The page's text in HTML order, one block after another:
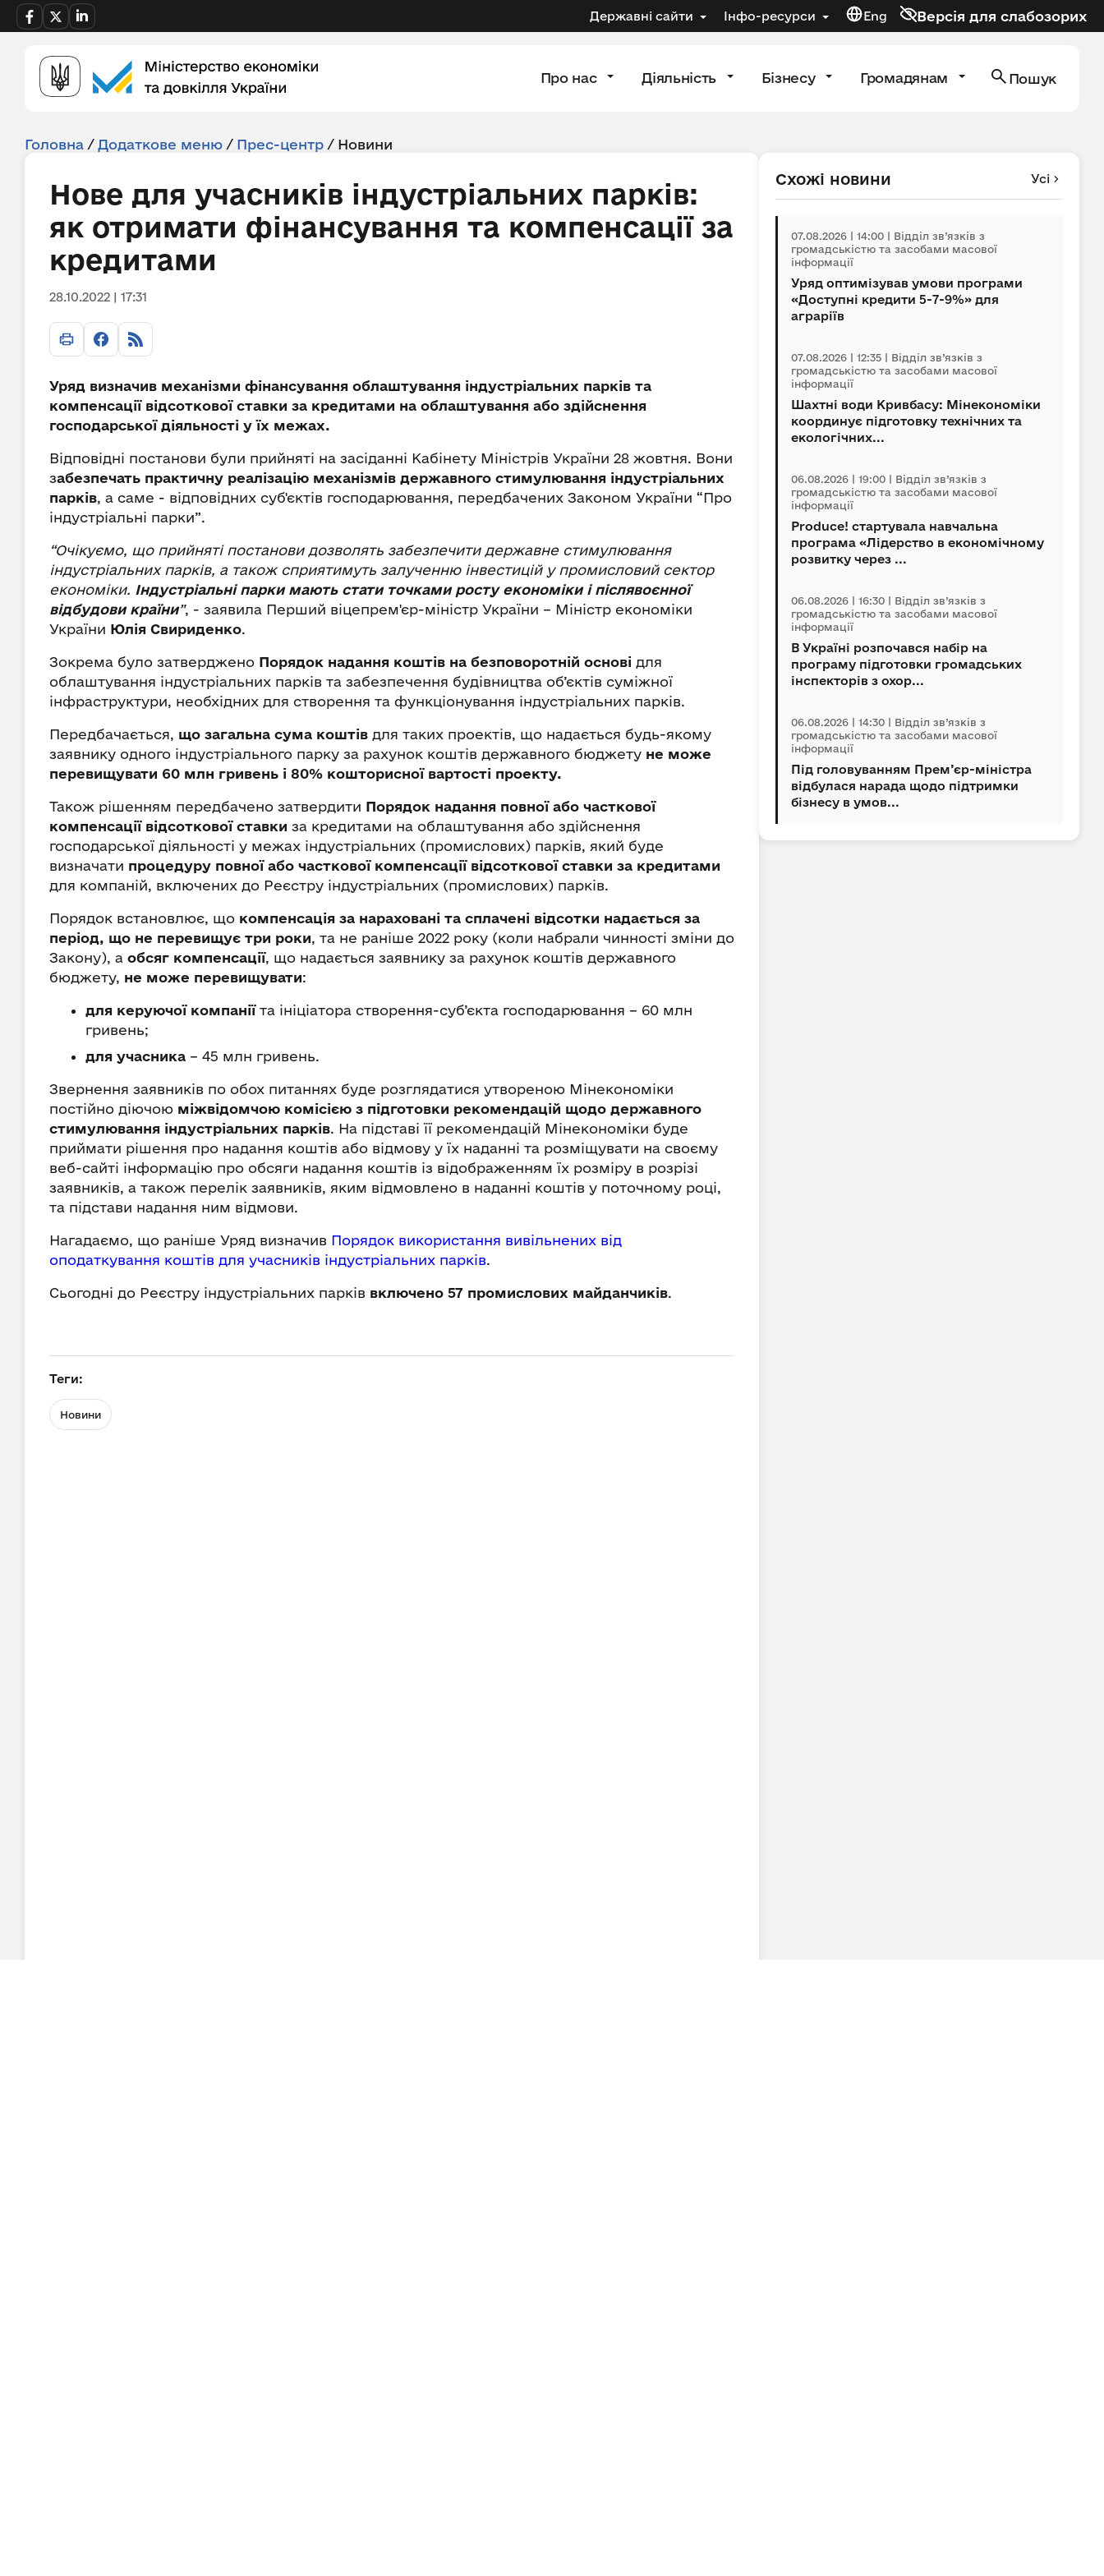
Державні сайти Інфо-ресурси Eng Версія для слабозорих
Про нас Діяльність Бізнесу Громадянам Пошук
Головна / Додаткове меню / Прес-центр / Новини
Нове для учасників індустріальних парків:
як отримати фінансування та компенсації за
кредитами
28.10.2022 | 17:31
Уряд визначив механізми фінансування облаштування індустріальних парків та
компенсації відсоткової ставки за кредитами на облаштування або здійснення
господарської діяльності у їх межах.
Відповідні постанови були прийняті на засіданні Кабінету Міністрів України 28 жовтня. Вони
забезпечать практичну реалізацію механізмів державного стимулювання індустріальних
парків, а саме - відповідних суб'єктів господарювання, передбачених Законом України “Про
індустріальні парки”.
“Очікуємо, що прийняті постанови дозволять забезпечити державне стимулювання
індустріальних парків, а також сприятимуть залученню інвестицій у промисловий сектор
економіки. Індустріальні парки мають стати точками росту економіки і післявоєнної
відбудови країни”, - заявила Перший віцепрем'єр-міністр України – Міністр економіки
України Юлія Свириденко.
Зокрема було затверджено Порядок надання коштів на безповоротній основі для
облаштування індустріальних парків та забезпечення будівництва об’єктів суміжної
інфраструктури, необхідних для створення та функціонування індустріальних парків.
Передбачається, що загальна сума коштів для таких проектів, що надається будь-якому
заявнику одного індустріального парку за рахунок коштів державного бюджету не може
перевищувати 60 млн гривень і 80% кошторисної вартості проекту.
Також рішенням передбачено затвердити Порядок надання повної або часткової
компенсації відсоткової ставки за кредитами на облаштування або здійснення
господарської діяльності у межах індустріальних (промислових) парків, який буде
визначати процедуру повної або часткової компенсації відсоткової ставки за кредитами
для компаній, включених до Реєстру індустріальних (промислових) парків.
Порядок встановлює, що компенсація за нараховані та сплачені відсотки надається за
період, що не перевищує три роки, та не раніше 2022 року (коли набрали чинності зміни до
Закону), а обсяг компенсації, що надається заявнику за рахунок коштів державного
бюджету, не може перевищувати:
для керуючої компаніїта ініціатора створення-суб’єкта господарювання – 60 млн
гривень;
для учасника – 45 млн гривень.
Звернення заявників по обох питаннях буде розглядатися утвореною Мінекономіки
постійно діючою міжвідомчою комісією з підготовки рекомендацій щодо державного
стимулювання індустріальних парків. На підставі її рекомендацій Мінекономіки буде
приймати рішення про надання коштів або відмову у їх наданні та розміщувати на своєму
веб-сайті інформацію про обсяги надання коштів із відображенням їх розміру в розрізі
заявників, а також перелік заявників, яким відмовлено в наданні коштів у поточному році,
та підстави надання ним відмови.
Нагадаємо, що раніше Уряд визначив Порядок використання вивільнених від
оподаткування коштів для учасників індустріальних парків.
Сьогодні до Реєстру індустріальних парків включено 57 промислових майданчиків.
Теги:
Новини
Схожі новини Усі
07.08.2026 | 14:00 | Відділ зв’язків з
громадськістю та засобами масової
інформації
Уряд оптимізував умови програми
«Доступні кредити 5-7-9%» для
аграріїв
07.08.2026 | 12:35 | Відділ зв’язків з
громадськістю та засобами масової
інформації
Шахтні води Кривбасу: Мінекономіки
координує підготовку технічних та
екологічних...
06.08.2026 | 19:00 | Відділ зв’язків з
громадськістю та засобами масової
інформації
Produce! стартувала навчальна
програма «Лідерство в економічному
розвитку через ...
06.08.2026 | 16:30 | Відділ зв’язків з
громадськістю та засобами масової
інформації
В Україні розпочався набір на
програму підготовки громадських
інспекторів з охор...
06.08.2026 | 14:30 | Відділ зв’язків з
громадськістю та засобами масової
інформації
Під головуванням Прем’єр-міністра
відбулася нарада щодо підтримки
бізнесу в умов...